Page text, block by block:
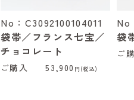
No：C3092100104011
袋帯／フランス七宝／
チョコレート
ご購入 53,900 円(税込)
No
袋
ご